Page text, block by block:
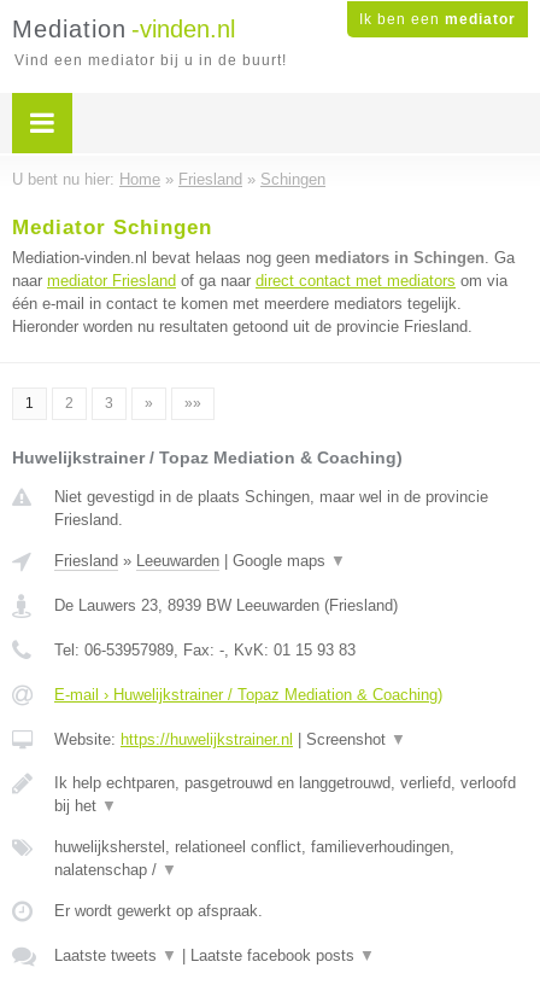
Ik ben een mediator
Mediation -vinden.nl
Vind een mediator bij u in de buurt!
U bent nu hier: Home » Friesland » Schingen
Mediator Schingen
Mediation-vinden.nl bevat helaas nog geen mediators in Schingen. Ga
naar mediator Friesland of ga naar direct contact met mediators om via
één e-mail in contact te komen met meerdere mediators tegelijk.
Hieronder worden nu resultaten getoond uit de provincie Friesland.
1 2 3 » »»
Huwelijkstrainer / Topaz Mediation & Coaching)
Niet gevestigd in de plaats Schingen, maar wel in de provincie
Friesland.
Friesland » Leeuwarden Google maps ▼
De Lauwers 23, 8939 BW Leeuwarden (Friesland)
Tel: 06-53957989, Fax: -, KvK: 01 15 93 83
E-mail › Huwelijkstrainer / Topaz Mediation & Coaching)
Website: https://huwelijkstrainer.nl Screenshot ▼
Ik help echtparen, pasgetrouwd en langgetrouwd, verliefd, verloofd
bij het ▼
huwelijksherstel, relationeel conflict, familieverhoudingen,
nalatenschap / ▼
Er wordt gewerkt op afspraak.
Laatste tweets ▼ Laatste facebook posts ▼